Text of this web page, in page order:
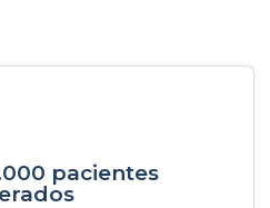
pacientes